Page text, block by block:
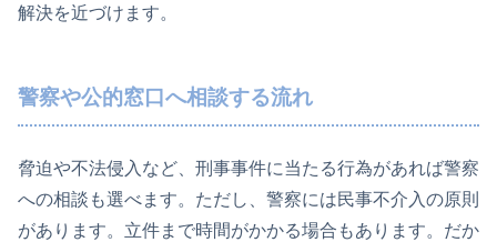
解決を近づけます。
警察や公的窓口へ相談する流れ
脅迫や不法侵入など、刑事事件に当たる行為があれば警察
への相談も選べます。ただし、警察には民事不介入の原則
があります。立件まで時間がかかる場合もあります。だか